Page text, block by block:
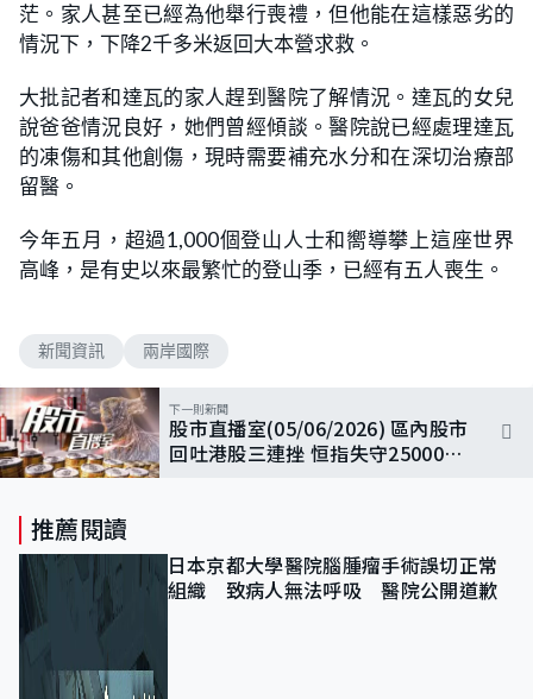
茫。家人甚至已經為他舉行喪禮，但他能在這樣惡劣的
情況下，下降2千多米返回大本營求救。
大批記者和達瓦的家人趕到醫院了解情況。達瓦的女兒
說爸爸情況良好，她們曾經傾談。醫院說已經處理達瓦
的凍傷和其他創傷，現時需要補充水分和在深切治療部
留醫。
今年五月，超過1,000個登山人士和嚮導攀上這座世界
高峰，是有史以來最繁忙的登山季，已經有五人喪生。
新聞資訊 兩岸國際
下一則新聞
股市直播室(05/06/2026) 區內股市
回吐港股三連挫 恒指失守25000點
推薦閱讀
日本京都大學醫院腦腫瘤手術誤切正常
組織 致病人無法呼吸 醫院公開道歉